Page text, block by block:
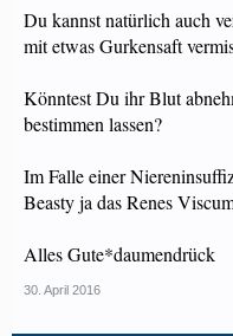
Du kannst natürlich auch
mit etwas Gurkensaft
Könntest Du ihr Blut
bestimmen lassen?
Im Falle einer
Beasty ja das Renes
Alles Gute*daumendrück
30. April 2016